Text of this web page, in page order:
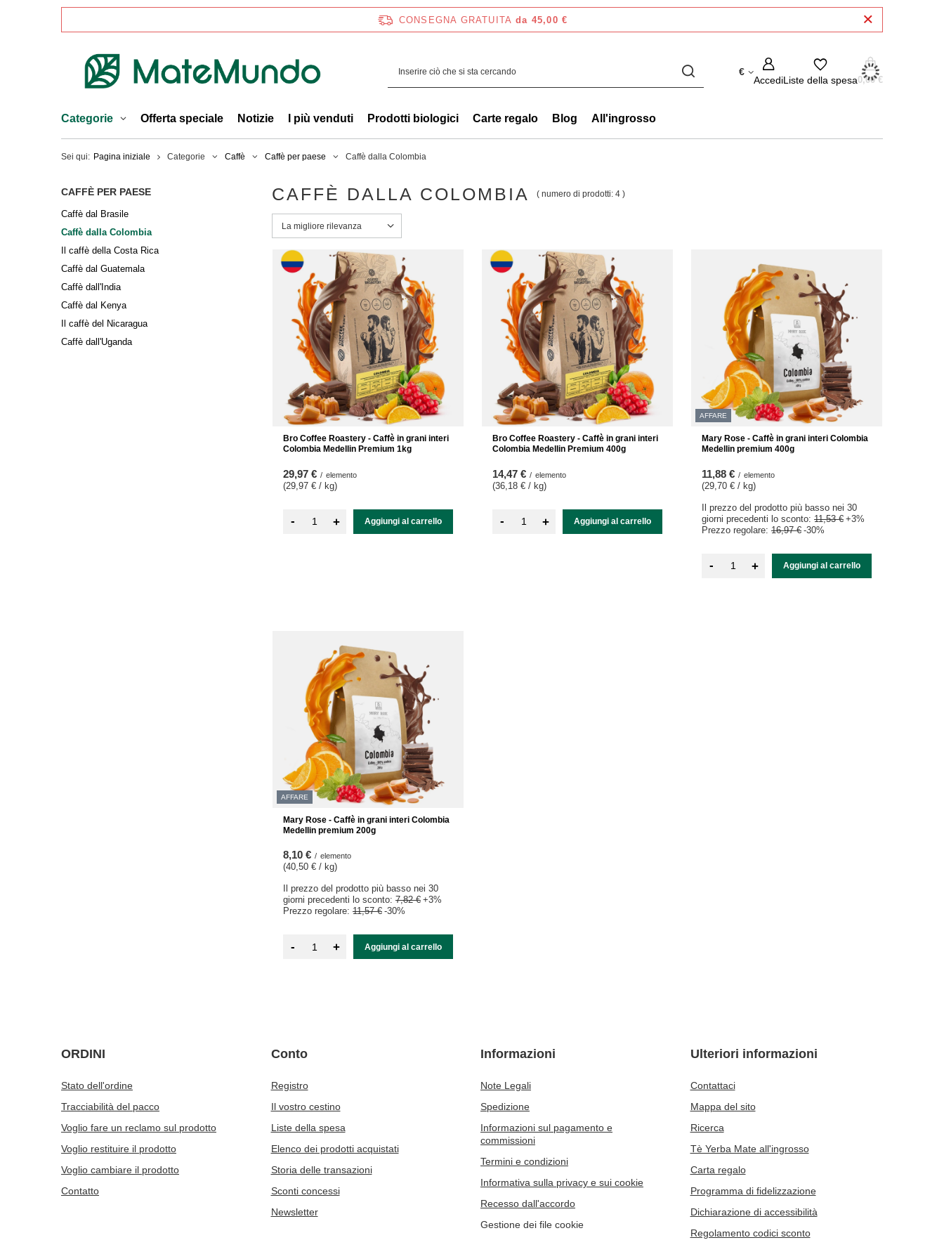
CONSEGNA GRATUITA da 45,00 €
€
AccediListe della spesa0,00 €
Categorie Offerta speciale Notizie I più venduti Prodotti biologici Carte regalo Blog All'ingrosso
Sei qui: Pagina iniziale Categorie Caffè Caffè per paese Caffè dalla Colombia
CAFFÈ PER PAESE
Caffè dal Brasile
Caffè dalla Colombia
Il caffè della Costa Rica
Caffè dal Guatemala
Caffè dall'India
Caffè dal Kenya
Il caffè del Nicaragua
Caffè dall'Uganda
CAFFÈ DALLA COLOMBIA ( numero di prodotti: 4 )
Modifica ordinamento
La migliore rilevanza
Bro Coffee Roastery - Caffè in grani interi
Colombia Medellin Premium 1kg
29,97 € / elemento
(29,97 € / kg)
- + Aggiungi al carrello
Bro Coffee Roastery - Caffè in grani interi
Colombia Medellin Premium 400g
14,47 € / elemento
(36,18 € / kg)
- + Aggiungi al carrello
AFFARE
Mary Rose - Caffè in grani interi Colombia
Medellin premium 400g
11,88 € / elemento
(29,70 € / kg)
Il prezzo del prodotto più basso nei 30
giorni precedenti lo sconto: 11,53 € +3%
Prezzo regolare: 16,97 € -30%
- + Aggiungi al carrello
AFFARE
Mary Rose - Caffè in grani interi Colombia
Medellin premium 200g
8,10 € / elemento
(40,50 € / kg)
Il prezzo del prodotto più basso nei 30
giorni precedenti lo sconto: 7,82 € +3%
Prezzo regolare: 11,57 € -30%
- + Aggiungi al carrello
ORDINI
Stato dell'ordine
Tracciabilità del pacco
Voglio fare un reclamo sul prodotto
Voglio restituire il prodotto
Voglio cambiare il prodotto
Contatto
Conto
Registro
Il vostro cestino
Liste della spesa
Elenco dei prodotti acquistati
Storia delle transazioni
Sconti concessi
Newsletter
Informazioni
Note Legali
Spedizione
Informazioni sul pagamento e
commissioni
Termini e condizioni
Informativa sulla privacy e sui cookie
Recesso dall'accordo
Gestione dei file cookie
Ulteriori informazioni
Contattaci
Mappa del sito
Ricerca
Tè Yerba Mate all'ingrosso
Carta regalo
Programma di fidelizzazione
Dichiarazione di accessibilità
Regolamento codici sconto